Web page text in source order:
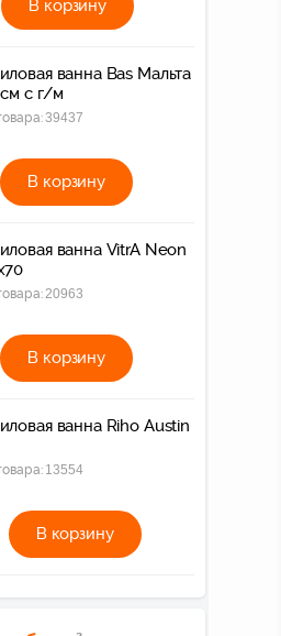
В корзину
ванна Bas Мальта
с г/м
39437
В корзину
ванна VitrA Neon
20963
В корзину
ванна Riho Austin
13554
В корзину